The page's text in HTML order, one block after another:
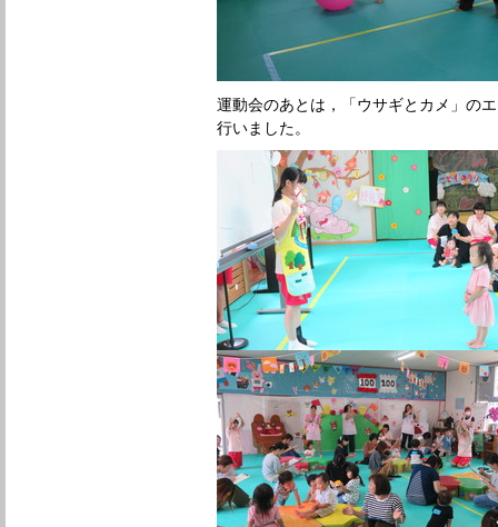
運動会のあとは，「ウサギとカメ」の
行いました。